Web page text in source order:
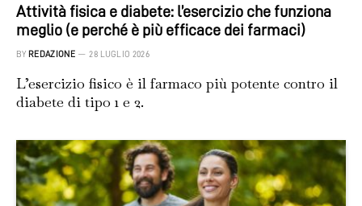
Attività fisica e diabete: l’esercizio che funziona
meglio (e perché è più efficace dei farmaci)
BY REDAZIONE 28 LUGLIO 2026
L’esercizio fisico è il farmaco più potente contro il
diabete di tipo 1 e 2.